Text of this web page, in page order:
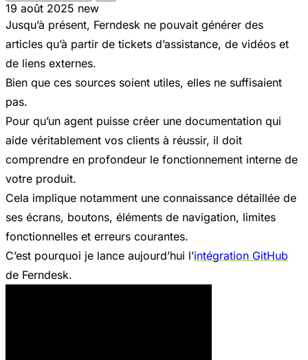
19 août 2025 new
Jusqu’à présent, Ferndesk ne pouvait générer des
articles qu’à partir de tickets d’assistance, de vidéos et
de liens externes.
Bien que ces sources soient utiles, elles ne suffisaient
pas.
Pour qu’un agent puisse créer une documentation qui
aide véritablement vos clients à réussir, il doit
comprendre en profondeur le fonctionnement interne de
votre produit.
Cela implique notamment une connaissance détaillée de
ses écrans, boutons, éléments de navigation, limites
fonctionnelles et erreurs courantes.
C’est pourquoi je lance aujourd’hui l’intégration GitHub
de Ferndesk.